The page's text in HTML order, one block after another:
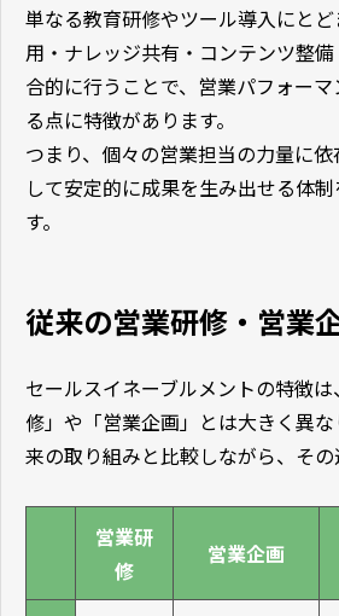
単なる教育研修やツール導入にと
用・ナレッジ共有・コンテンツ整
合的に行うことで、営業パフォー
る点に特徴があります。
つまり、個々の営業担当の力量に
して安定的に成果を生み出せる体
す。
従来の営業研修・営業
セールスイネーブルメントの特徴
修」や「営業企画」とは大きく異
来の取り組みと比較しながら、その
営業研
修
営業企画